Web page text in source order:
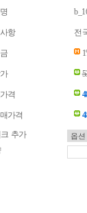
항 전
격
가격
추가